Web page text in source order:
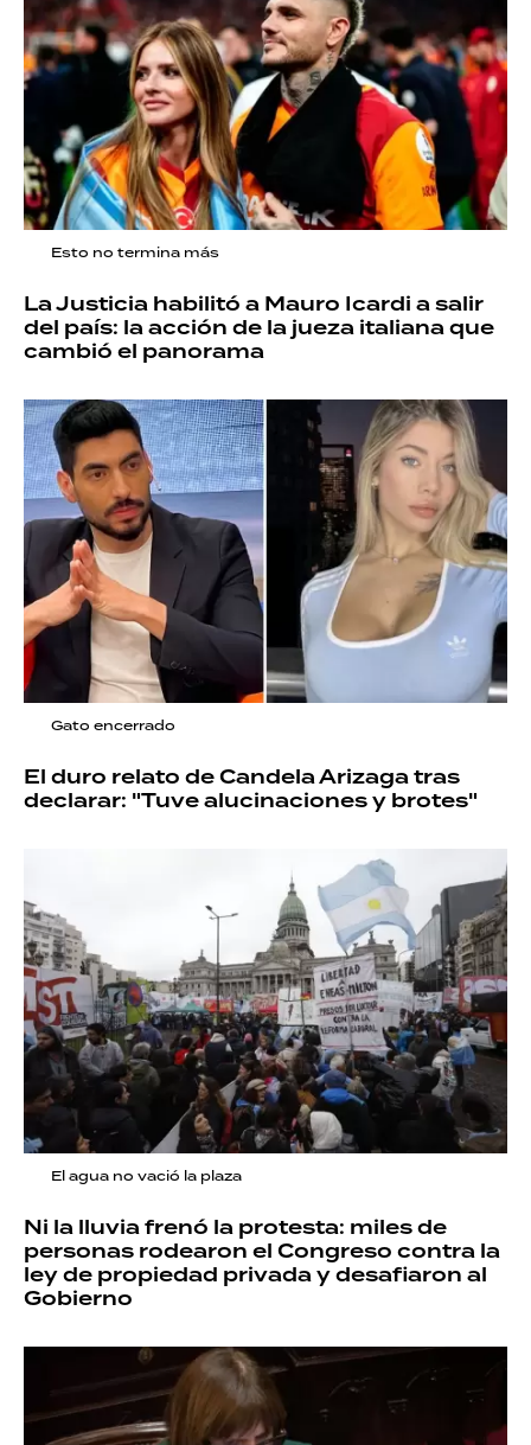
Esto no termina más
La Justicia habilitó a Mauro Icardi a salir
del país: la acción de la jueza italiana que
cambió el panorama
Gato encerrado
El duro relato de Candela Arizaga tras
declarar: "Tuve alucinaciones y brotes"
El agua no vació la plaza
Ni la lluvia frenó la protesta: miles de
personas rodearon el Congreso contra la
ley de propiedad privada y desafiaron al
Gobierno